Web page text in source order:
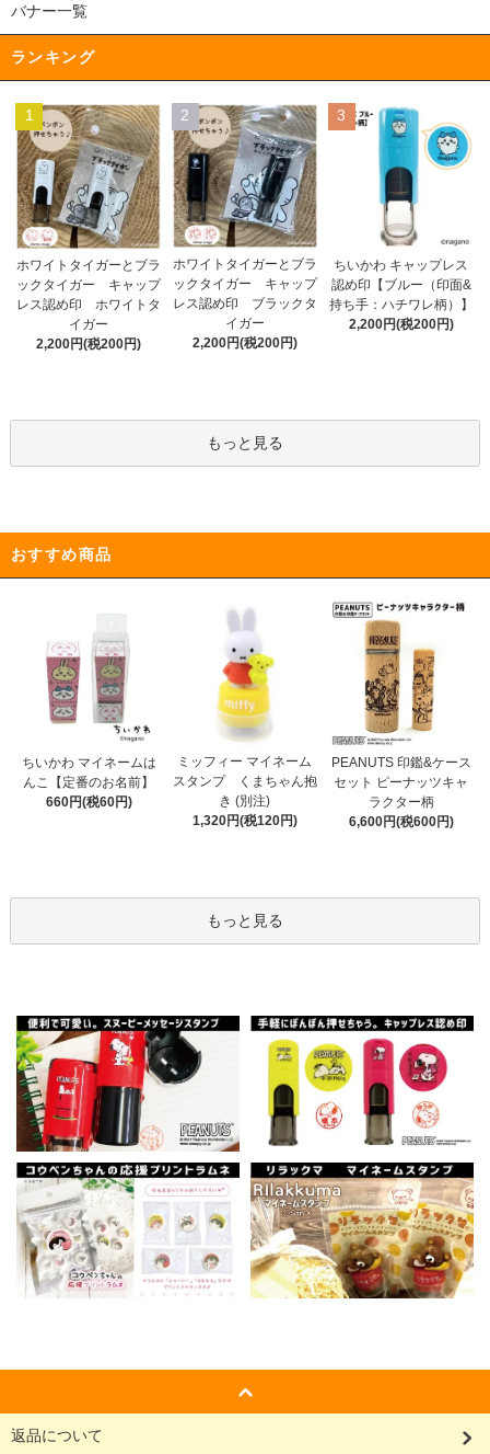
バナー一覧
ランキング
1
ホワイトタイガーとブラ
ックタイガー キャップ
レス認め印 ホワイトタ
イガー
2,200円(税200円)
2
ホワイトタイガーとブラ
ックタイガー キャップ
レス認め印 ブラックタ
イガー
2,200円(税200円)
3
ちいかわ キャップレス
認め印【ブルー（印面&
持ち手：ハチワレ柄）】
2,200円(税200円)
もっと見る
おすすめ商品
ちいかわ マイネームは
んこ【定番のお名前】
660円(税60円)
ミッフィー マイネーム
スタンプ くまちゃん抱
き (別注)
1,320円(税120円)
PEANUTS 印鑑&ケース
セット ピーナッツキャ
ラクター柄
6,600円(税600円)
もっと見る
返品について